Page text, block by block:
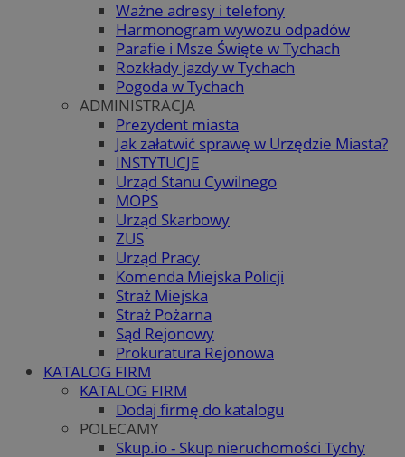
Ważne adresy i telefony
Harmonogram wywozu odpadów
Parafie i Msze Święte w Tychach
Rozkłady jazdy w Tychach
Pogoda w Tychach
ADMINISTRACJA
Prezydent miasta
Jak załatwić sprawę w Urzędzie Miasta?
INSTYTUCJE
Urząd Stanu Cywilnego
MOPS
Urząd Skarbowy
ZUS
Urząd Pracy
Komenda Miejska Policji
Straż Miejska
Straż Pożarna
Sąd Rejonowy
Prokuratura Rejonowa
KATALOG FIRM
KATALOG FIRM
Dodaj firmę do katalogu
POLECAMY
Skup.io - Skup nieruchomości Tychy